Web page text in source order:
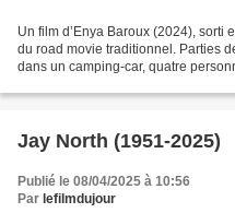
Un film d’Enya Baroux (2024), sorti
du road movie traditionnel. Parties
dans un camping-car, quatre
Jay North (1951-2025)
Publié le 08/04/2025 à 10:56
Par lefilmdujour